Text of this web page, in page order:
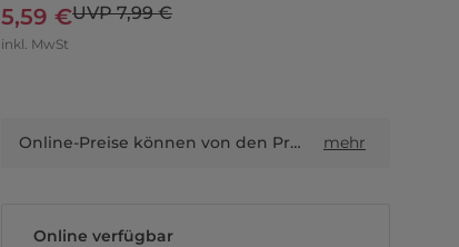
5,59 €UVP 7,99 €
inkl. MwSt
Online-Preise können von den Preisen in Filialen sowie Shop-in-Shop-Flächen abweichen. mehr
Online verfügbar